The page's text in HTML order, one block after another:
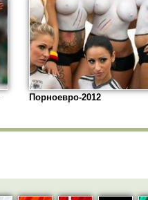
Порноевро-2012